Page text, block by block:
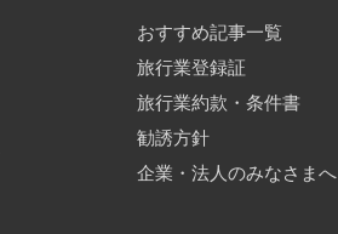
おすすめ記事一覧
旅行業登録証
旅行業約款・条件書
勧誘方針
企業・法人のみなさまへ